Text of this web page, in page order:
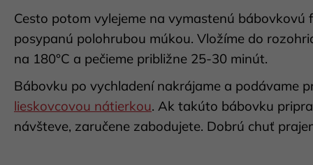
Cesto potom vylejeme na vymastenú bábovkovú
posypanú polohrubou múkou. Vložíme do
na 180°C a pečieme približne 25-30 minút.
Bábovku po vychladení nakrájame a podávame
lieskovcovou nátierkou. Ak takúto bábovku
návšteve, zaručene zabodujete. Dobrú chuť